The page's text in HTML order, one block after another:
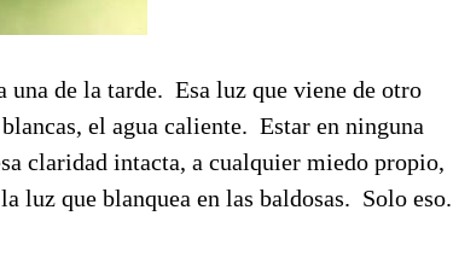
de la tarde. Esa luz que viene de otro
el agua caliente. Estar en ninguna
claridad intacta, a cualquier miedo propio,
luz que blanquea en las baldosas. Solo eso.